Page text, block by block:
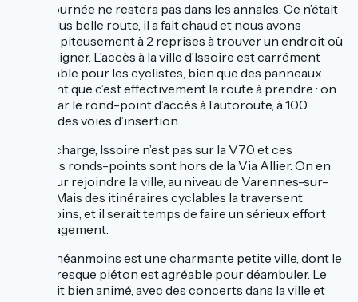
Cette journée ne restera pas dans les annales. Ce n’était
pas la plus belle route, il a fait chaud et nous avons
échoué piteusement à 2 reprises à trouver un endroit où
nous baigner. L’accès à la ville d’Issoire est carrément
lamentable pour les cyclistes, bien que des panneaux
indiquent que c’est effectivement la route à prendre : on
passe par le rond-point d’accès à l’autoroute, à 100
mètres des voies d’insertion…
À sa décharge, Issoire n’est pas sur la V70 et ces
quelques ronds-points sont hors de la Via Allier. On en
sort pour rejoindre la ville, au niveau de Varennes-sur-
Usson. Mais des itinéraires cyclables la traversent
néanmoins, et il serait temps de faire un sérieux effort
d’aménagement.
Issoire néanmoins est une charmante petite ville, dont le
cœur presque piéton est agréable pour déambuler. Le
soir était bien animé, avec des concerts dans la ville et